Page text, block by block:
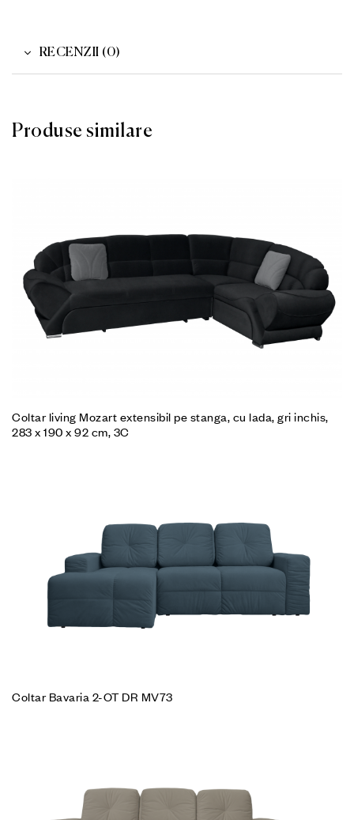
RECENZII (0)
Produse similare
Coltar living Mozart extensibil pe stanga, cu lada, gri inchis,
283 x 190 x 92 cm, 3C
Coltar Bavaria 2-OT DR MV73